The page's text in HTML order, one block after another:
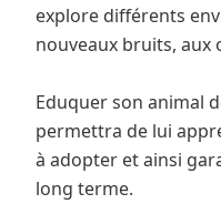
explore différents
nouveaux bruits, aux
Eduquer son animal
permettra de lui
à adopter et ainsi
long terme.